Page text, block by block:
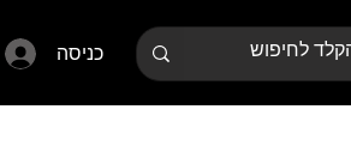
כניסה